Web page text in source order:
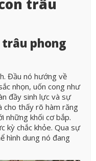
trâu
phong
Đầu nó hướng về
nhọn, uốn cong như
đầy sinh lực và sự
cho thấy rõ hàm răng
những khối cơ bắp.
kỳ chắc khỏe. Qua sự
hình dung nó đang